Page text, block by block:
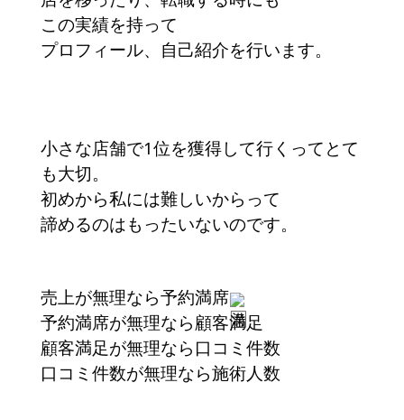
この実績を持って
プロフィール、自己紹介を行います。
小さな店舗で1位を獲得して行くってとて
も大切。
初めから私には難しいからって
諦めるのはもったいないのです。
売上が無理なら予約満席
予約満席が無理なら顧客満足
顧客満足が無理なら口コミ件数
口コミ件数が無理なら施術人数